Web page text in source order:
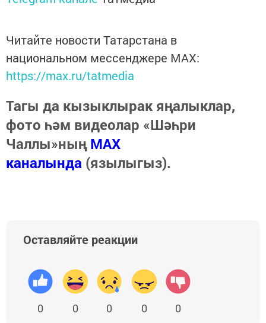
Читайте новости Татарстана в
национальном мессенджере MАХ:
https://max.ru/tatmedia
Тагы да кызыклырак яңалыклар,
фото һәм видеолар «Шәһри
Чаллы»ныңMAX
каналында (язылыгыз).
Оставляйте реакции
0 0 0 0 0